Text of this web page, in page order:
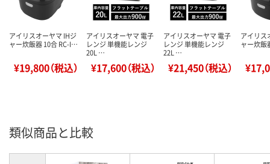
アイリスオーヤマ IHジ
ャー炊飯器 10合 RC-I…
¥19,800（税込）
アイリスオーヤマ 電子
レンジ 単機能レンジ
20L …
¥17,600（税込）
アイリスオーヤマ 電子
レンジ 単機能レンジ
22L …
¥21,450（税込）
アイリス
ャー炊飯
類似商品と比較